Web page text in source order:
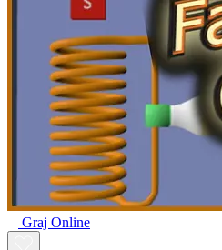
Graj Online